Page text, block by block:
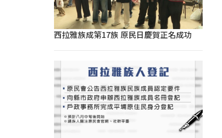
西拉雅族成第17族 原民日慶賀正名成功